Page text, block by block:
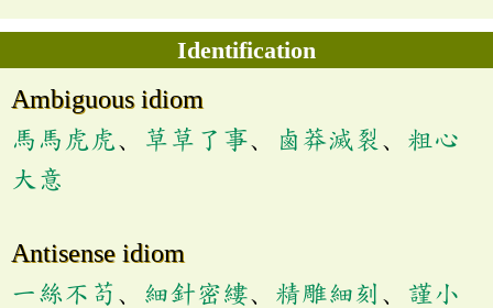
Identification
Ambiguous idiom
馬馬虎虎、 草草了事、 鹵莽滅裂 、 粗心
大意
Antisense idiom
一絲不苟 、 細針密縷、 精雕細刻 、 謹小